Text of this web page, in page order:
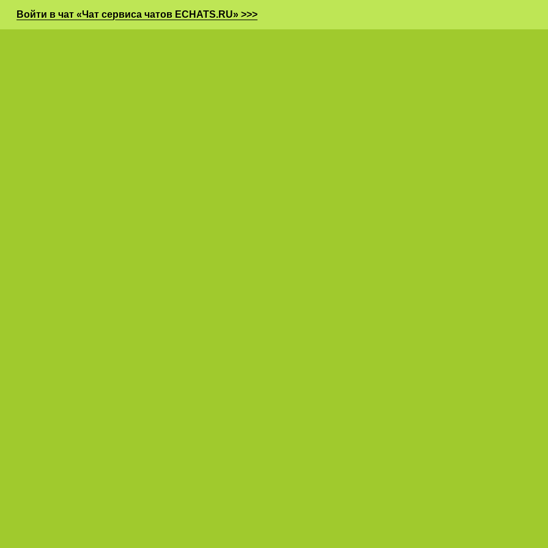
Войти в чат «Чат сервиса чатов ECHATS.RU» >>>